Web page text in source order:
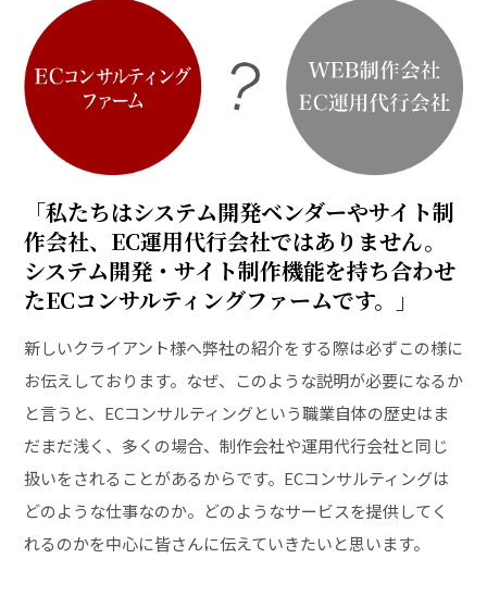
「私たちはシステム開発ベンダーやサイト制
作会社、EC運用代行会社ではありません。
システム開発・サイト制作機能を持ち合わせ
たECコンサルティングファームです。」
新しいクライアント様へ弊社の紹介をする際は必ずこの様に
お伝えしております。なぜ、このような説明が必要になるか
と言うと、ECコンサルティングという職業自体の歴史はま
だまだ浅く、多くの場合、制作会社や運用代行会社と同じ
扱いをされることがあるからです。ECコンサルティングは
どのような仕事なのか。どのようなサービスを提供してく
れるのかを中心に皆さんに伝えていきたいと思います。